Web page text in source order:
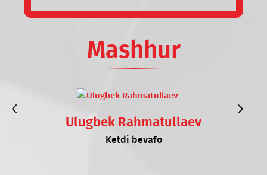
Mashhur
Ulugbek Rahmatullaev
Ketdi bevafo